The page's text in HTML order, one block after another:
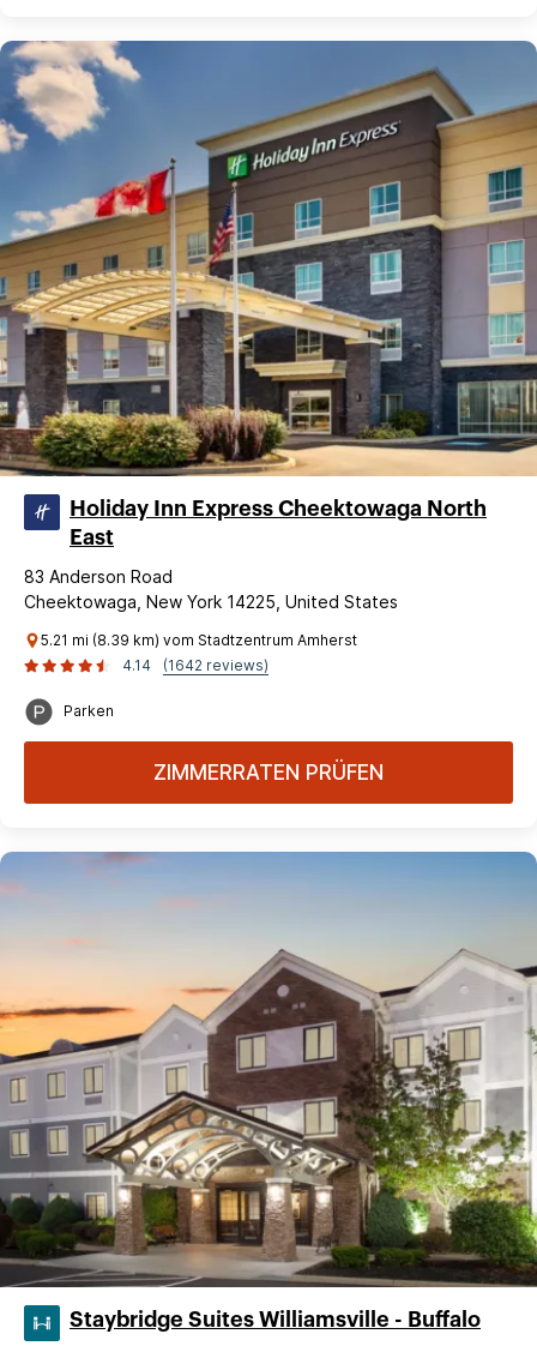
Holiday Inn Express Cheektowaga North
East
83 Anderson Road
Cheektowaga, New York 14225, United States
5.21 mi (8.39 km) vom Stadtzentrum Amherst
4.14
(1642 reviews)
Parken
ZIMMERRATEN PRÜFEN
Staybridge Suites Williamsville - Buffalo